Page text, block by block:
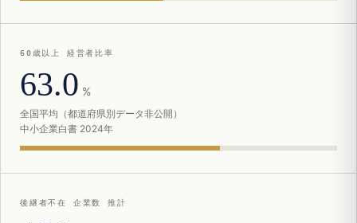
60歳以上 経営者比率
63.0 %
全国平均（都道府県別データ非公開）
中小企業白書 2024年
後継者不在 企業数 推計